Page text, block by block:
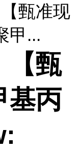
甄准现
甲...
【甄
基丙